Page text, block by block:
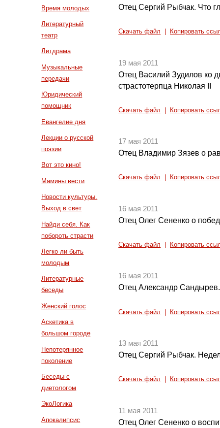
Время молодых
Литературный
театр
Литдрама
Музыкальные
передачи
Юридический
помощник
Евангелие дня
Лекции о русской
поэзии
Вот это кино!
Мамины вести
Новости культуры.
Выход в свет
Найди себя. Как
побороть страсти
Легко ли быть
молодым
Литературные
беседы
Женский голос
Аскетика в
большом городе
Непотерянное
поколение
Беседы с
диетологом
ЭкоЛогика
Апокалипсис
Отец Сергий Рыбчак. Что
Скачать файл Копировать
19 мая 2011
Отец Василий Зудилов ко
страстотерпца Николая II
Скачать файл Копировать
17 мая 2011
Отец Владимир Зязев о
Скачать файл Копировать
16 мая 2011
Отец Олег Сененко о
Скачать файл Копировать
16 мая 2011
Отец Александр
Скачать файл Копировать
13 мая 2011
Отец Сергий Рыбчак.
Скачать файл Копировать
11 мая 2011
Отец Олег Сененко о